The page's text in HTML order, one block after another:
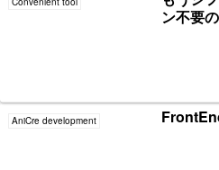
ン不要
AniCre development